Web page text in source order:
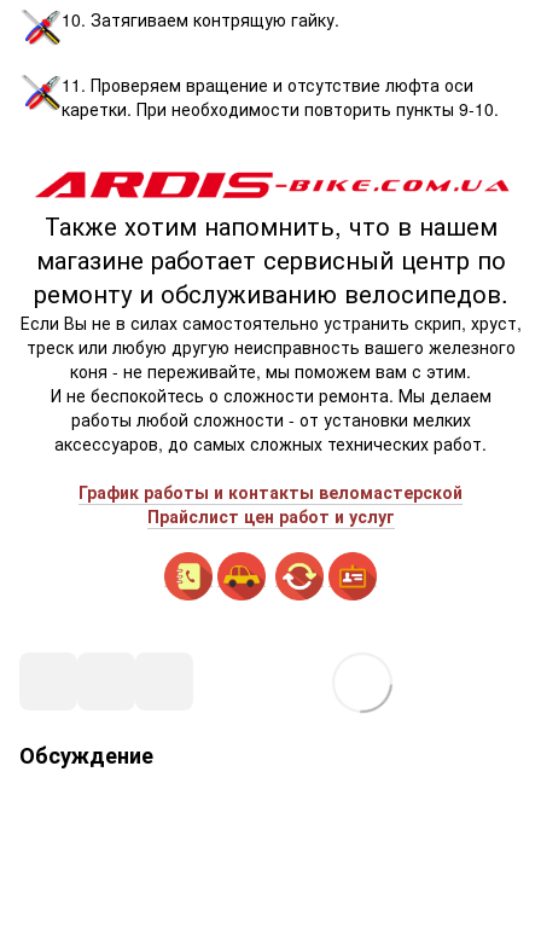
10. Затягиваем контрящую гайку.
11. Проверяем вращение и отсутствие люфта оси
каретки. При необходимости повторить пункты 9-10.
Также хотим напомнить, что в нашем
магазине работает сервисный центр по
ремонту и обслуживанию велосипедов.
Если Вы не в силах самостоятельно устранить скрип, хруст,
треск или любую другую неисправность вашего железного
коня - не переживайте, мы поможем вам с этим.
И не беспокойтесь о сложности ремонта. Мы делаем
работы любой сложности - от установки мелких
аксессуаров, до самых сложных технических работ.
График работы и контакты веломастерской
Прайслист цен работ и услуг
Обсуждение